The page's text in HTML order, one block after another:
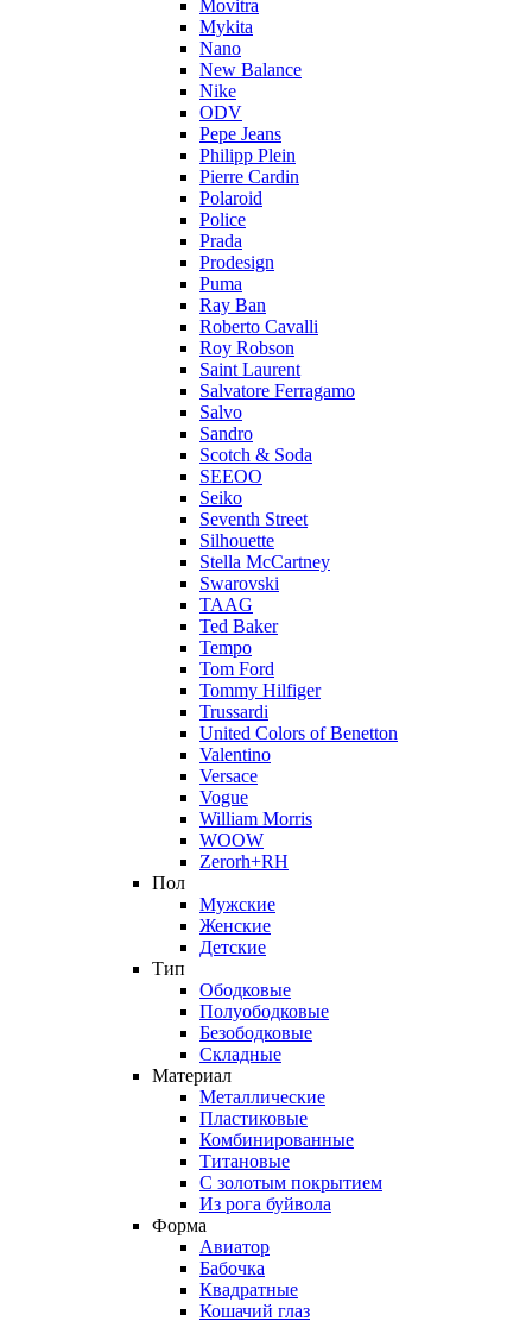
Movitra
Mykita
Nano
New Balance
Nike
ODV
Pepe Jeans
Philipp Plein
Pierre Cardin
Polaroid
Police
Prada
Prodesign
Puma
Ray Ban
Roberto Cavalli
Roy Robson
Saint Laurent
Salvatore Ferragamo
Salvo
Sandro
Scotch & Soda
SEEOO
Seiko
Seventh Street
Silhouette
Stella McCartney
Swarovski
TAAG
Ted Baker
Tempo
Tom Ford
Tommy Hilfiger
Trussardi
United Colors of Benetton
Valentino
Versace
Vogue
William Morris
WOOW
Zerorh+RH
Пол
Мужские
Женские
Детские
Тип
Ободковые
Полуободковые
Безободковые
Складные
Материал
Металлические
Пластиковые
Комбинированные
Титановые
С золотым покрытием
Из рога буйвола
Форма
Авиатор
Бабочка
Квадратные
Кошачий глаз